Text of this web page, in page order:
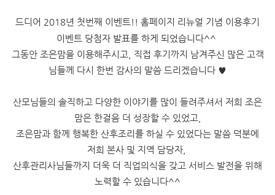
드디어 2018년 첫번째 이벤트!! 홈페이지 리뉴얼 기념 이용후기
이벤트 당첨자 발표를 하게 되었습니다^^
그동안 조은맘을 이용해주시고, 직접 후기까지 남겨주신 많은 고객
님들께 다시 한번 감사의 말씀 드리겠습니다 ♥
산모님들의 솔직하고 다양한 이야기를 많이 들려주셔서 저희 조은
맘은 한걸음 더 성장할 수 있었고,
조은맘과 함께 행복한 산후조리를 하실 수 있었다는 말씀 덕분에
저희 본사 및 지역 담당자,
산후관리사님들까지 더욱 더 직업의식을 갖고 서비스 발전을 위해
노력할 수 있습니다^^